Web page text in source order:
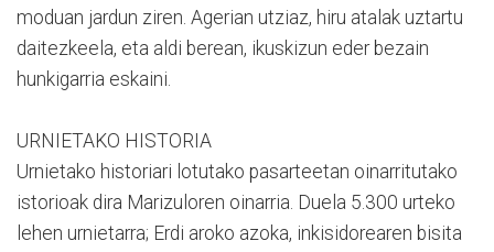
moduan jardun ziren. Agerian utziaz, hiru atalak uztartu
daitezkeela, eta aldi berean, ikuskizun eder bezain
hunkigarria eskaini.
URNIETAKO HISTORIA
Urnietako historiari lotutako pasarteetan oinarritutako
istorioak dira Marizuloren oinarria. Duela 5.300 urteko
lehen urnietarra; Erdi aroko azoka, inkisidorearen bisita